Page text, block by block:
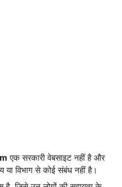
एक सरकारी वेबसाइट नहीं है और
या विभाग से कोई संबंध नहीं है।